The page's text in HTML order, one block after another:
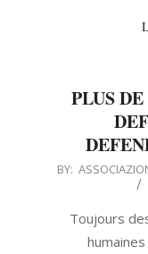
PLUS
2021-
BY:
Toujours